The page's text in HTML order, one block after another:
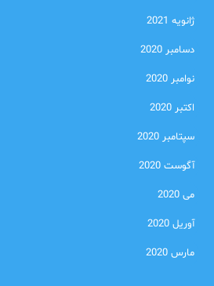
ژانویه 2021
دسامبر 2020
نوامبر 2020
اکتبر 2020
سپتامبر 2020
آگوست 2020
می 2020
آوریل 2020
مارس 2020